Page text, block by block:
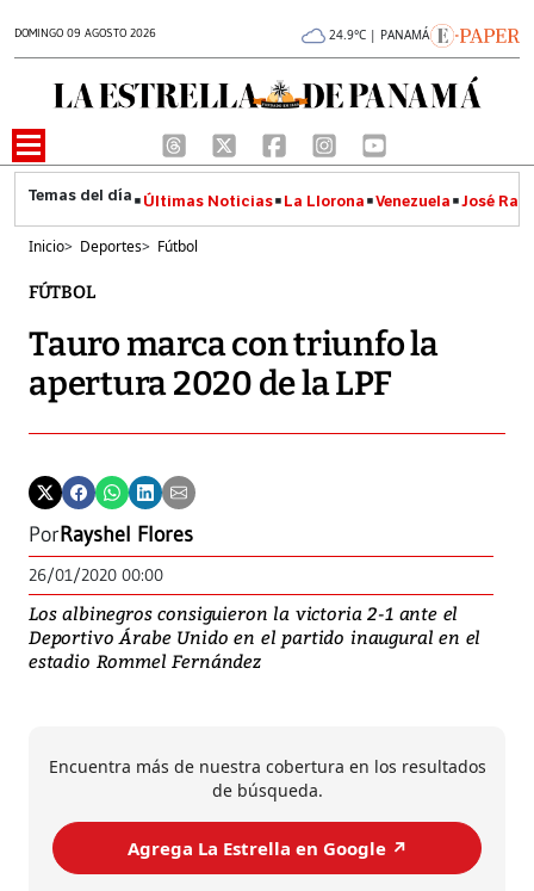
DOMINGO 09 AGOSTO 2026 24.9°C | PANAMÁ
Últimas Noticias La Llorona Venezuela José
Inicio> Deportes> Fútbol
FÚTBOL
Tauro marca con triunfo la
apertura 2020 de la LPF
PorRayshel Flores
26/01/2020 00:00
Los albinegros consiguieron la victoria 2-1 ante el
Deportivo Árabe Unido en el partido inaugural en el
estadio Rommel Fernández
Encuentra más de nuestra cobertura en los resultados
de búsqueda.
Agrega La Estrella en Google ↗️